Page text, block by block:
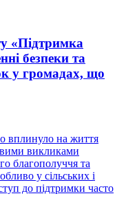
«Підтримка
безпеки та
у громадах, що
вплинуло на життя
викликами
благополуччя та
у сільських і
до підтримки часто